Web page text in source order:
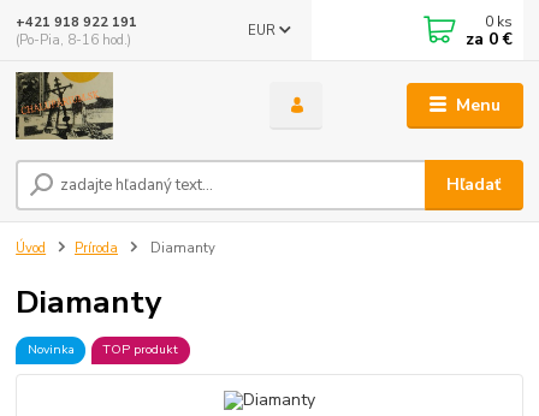
Menu
EUR
Hľadať
+421 918 922 191
(Po-Pia, 8-16 hod.)
0 ks
za 0 €
Úvod Príroda Diamanty
Diamanty
Novinka TOP produkt